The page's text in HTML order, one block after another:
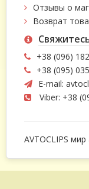
Отзывы о
Возврат
+38 (096)
+38 (095)
E-mail:
Viber: +38
AVTOCLIPS